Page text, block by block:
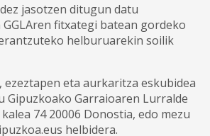
jasotzen ditugun datu
fitxategi batean gordeko
helburuarekin soilik
ezeztapen eta aurkaritza eskubidea
Gipuzkoako Garraioaren Lurralde
74 20006 Donostia, edo mezu
helbidera.